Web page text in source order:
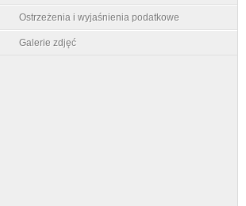
Ostrzeżenia i wyjaśnienia podatkowe
Galerie zdjęć